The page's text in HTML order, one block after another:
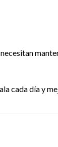
cada día y